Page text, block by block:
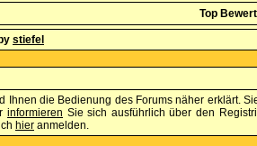
Top
stiefel
Ihnen die Bedienung des Forums näher erklärt.
informieren Sie sich ausführlich über den
hier anmelden.